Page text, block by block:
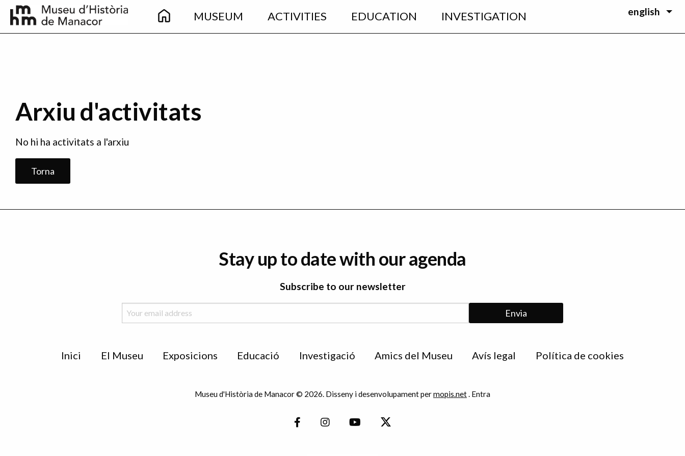
Skip to main content
Main
navigation
MUSEUM ACTIVITIES EDUCATION INVESTIGATION english
Arxiu d'activitats
No hi ha activitats a l'arxiu
Torna
Stay up to date with our agenda
Subscribe to our newsletter
Inici El Museu Exposicions Educació Investigació Amics del Museu Avís legal Política de cookies
Museu d'Història de Manacor © 2026. Disseny i desenvolupament permopis.net. Entra